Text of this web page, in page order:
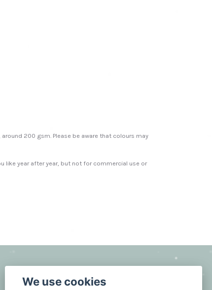
200 gsm. Please be aware that colours may
like year after year, but not for commercial use or
We use cookies